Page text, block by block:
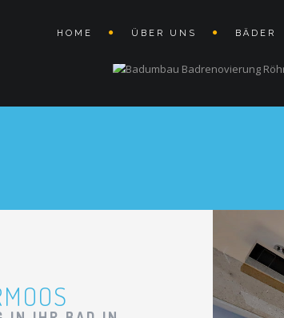
HOME ÜBER UNS BÄDER